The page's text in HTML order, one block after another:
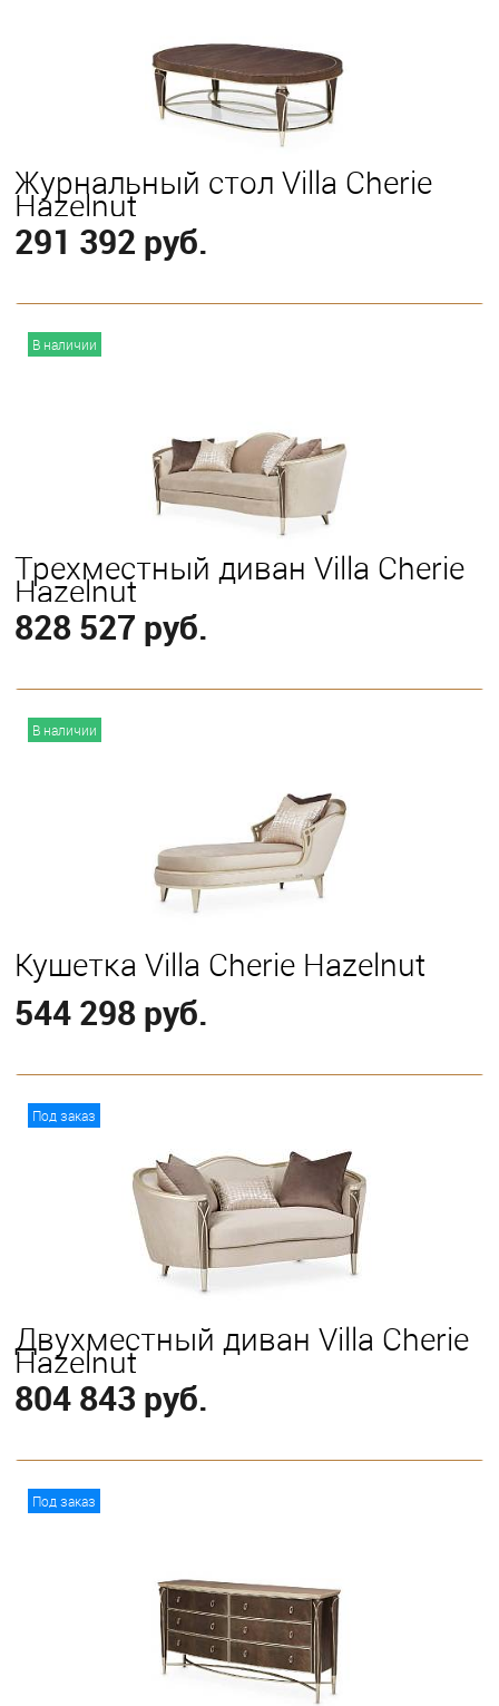
Журнальный стол Villa Cherie
Hazelnut
291 392 руб.
В наличии
Трехместный диван Villa Cherie
Hazelnut
828 527 руб.
В наличии
Кушетка Villa Cherie Hazelnut
544 298 руб.
Под заказ
Двухместный диван Villa Cherie
Hazelnut
804 843 руб.
Под заказ